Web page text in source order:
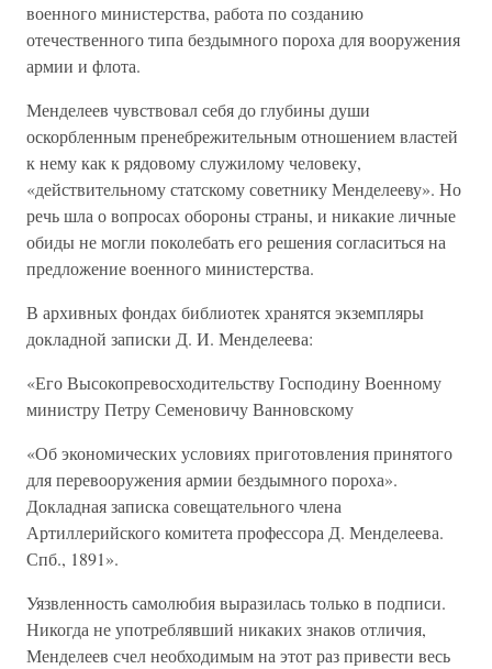
военного министерства, работа по созданию
отечественного типа бездымного пороха для вооружения
армии и флота.
Менделеев чувствовал себя до глубины души
оскорбленным пренебрежительным отношением властей
к нему как к рядовому служилому человеку,
«действительному статскому советнику Менделееву». Но
речь шла о вопросах обороны страны, и никакие личные
обиды не могли поколебать его решения согласиться на
предложение военного министерства.
В архивных фондах библиотек хранятся экземпляры
докладной записки Д. И. Менделеева:
«Его Высокопревосходительству Господину Военному
министру Петру Семеновичу Ванновскому
«Об экономических условиях приготовления принятого
для перевооружения армии бездымного пороха».
Докладная записка совещательного члена
Артиллерийского комитета профессора Д. Менделеева.
Спб., 1891».
Уязвленность самолюбия выразилась только в подписи.
Никогда не употреблявший никаких знаков отличия,
Менделеев счел необходимым на этот раз привести весь